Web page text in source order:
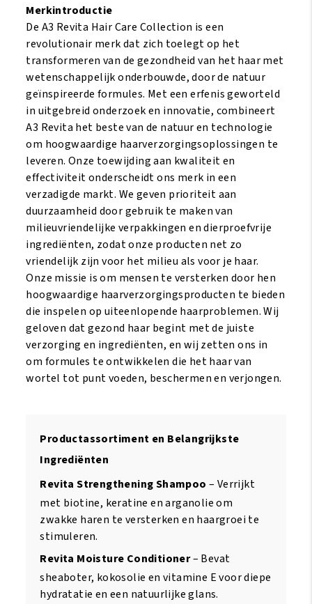
200
ml
aantal
Merkintroductie
De A3 Revita Hair Care Collection is een
revolutionair merk dat zich toelegt op het
transformeren van de gezondheid van het haar met
wetenschappelijk onderbouwde, door de natuur
geïnspireerde formules. Met een erfenis geworteld
in uitgebreid onderzoek en innovatie, combineert
A3 Revita het beste van de natuur en technologie
om hoogwaardige haarverzorgingsoplossingen te
leveren. Onze toewijding aan kwaliteit en
effectiviteit onderscheidt ons merk in een
verzadigde markt. We geven prioriteit aan
duurzaamheid door gebruik te maken van
milieuvriendelijke verpakkingen en dierproefvrije
ingrediënten, zodat onze producten net zo
vriendelijk zijn voor het milieu als voor je haar.
Onze missie is om mensen te versterken door hen
hoogwaardige haarverzorgingsproducten te bieden
die inspelen op uiteenlopende haarproblemen. Wij
geloven dat gezond haar begint met de juiste
verzorging en ingrediënten, en wij zetten ons in
om formules te ontwikkelen die het haar van
wortel tot punt voeden, beschermen en verjongen.
Productassortiment en Belangrijkste
Ingrediënten
Revita Strengthening Shampoo – Verrijkt
met biotine, keratine en arganolie om
zwakke haren te versterken en haargroei te
stimuleren.
Revita Moisture Conditioner– Bevat
sheaboter, kokosolie en vitamine E voor diepe
hydratatie en een natuurlijke glans.